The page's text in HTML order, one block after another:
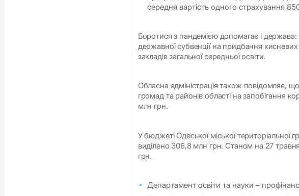
середня вартість одного страхування
Боротися з пандемією допомагає і держава:
державної субвенції на придбання
закладів загальної середньої освіти.
Обласна адміністрація також повідомляє,
громад та районів області на запобігання
млн грн.
У бюджеті Одеської міської територіальної
виділено 306,8 млн грн. Станом на 27
грн.
Департамент освіти та науки –